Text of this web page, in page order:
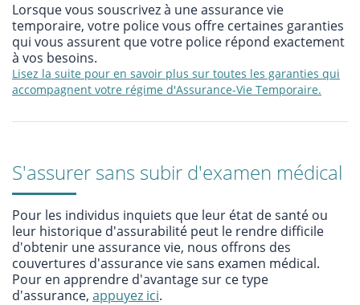
Lorsque vous souscrivez à une assurance vie
temporaire, votre police vous offre certaines garanties
qui vous assurent que votre police répond exactement
à vos besoins.
Lisez la suite pour en savoir plus sur toutes les garanties qui
accompagnent votre régime d'Assurance-Vie Temporaire.
S'assurer sans subir d'examen médical
Pour les individus inquiets que leur état de santé ou
leur historique d'assurabilité peut le rendre difficile
d'obtenir une assurance vie, nous offrons des
couvertures d'assurance vie sans examen médical.
Pour en apprendre d'avantage sur ce type
d'assurance, appuyez ici.